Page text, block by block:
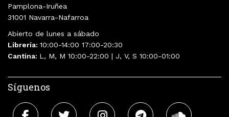
Pamplona-Iruñea
31001 Navarra-Nafarroa
Abierto de lunes a sábado
Librería: 10:00-14:00 17:00-20:30
Cantina: L, M, M 10:00-22:00 | J, V, S 10:00-01:00
Síguenos